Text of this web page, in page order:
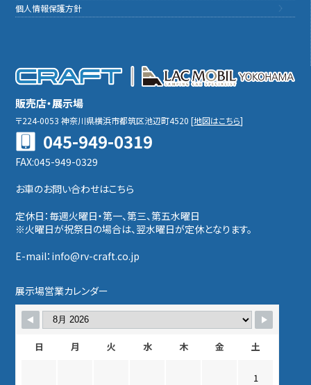
個人情報保護方針
販売店・展示場
〒224-0053神奈川県横浜市都筑区池辺町4520[地図はこちら]
045-949-0319
FAX:045-949-0329
お車のお問い合わせはこちら
定休日：毎週火曜日・第一、第三、第五水曜日
※火曜日が祝祭日の場合は、翌水曜日が定休となります。
E-mail：info@rv-craft.co.jp
展示場営業カレンダー
日 月 火 水 木 金 土
1